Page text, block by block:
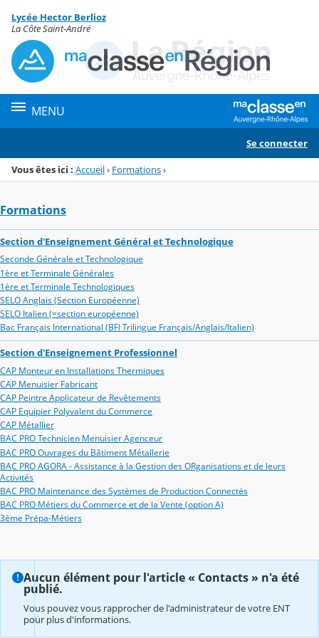
Menu de la rubrique
Contenu
Lycée Hector Berlioz
La Côte Saint-André
MENU
Se connecter
Vous êtes ici : Accueil› Formations›
Formations
Section d'Enseignement Général et Technologique
Seconde Générale et Technologique
1ère et Terminale Générales
1ère et Terminale Technologiques
SELO Anglais (Section Européenne)
SELO Italien (=section européenne)
Bac Français International (BFI Trilingue Français/Anglais/Italien)
Section d'Enseignement Professionnel
CAP Monteur en Installations Thermiques
CAP Menuisier Fabricant
CAP Peintre Applicateur de Revêtements
CAP Equipier Polyvalent du Commerce
CAP Métallier
BAC PRO Technicien Menuisier Agenceur
BAC PRO Ouvrages du Bâtiment Métallerie
BAC PRO AGORA - Assistance à la Gestion des ORganisations et de leurs
Activités
BAC PRO Maintenance des Systèmes de Production Connectés
BAC PRO Métiers du Commerce et de la Vente (option A)
3ème Prépa-Métiers
Aucun élément pour l'article « Contacts » n'a été
publié.
Vous pouvez vous rapprocher de l'administrateur de votre ENT
pour plus d'informations.